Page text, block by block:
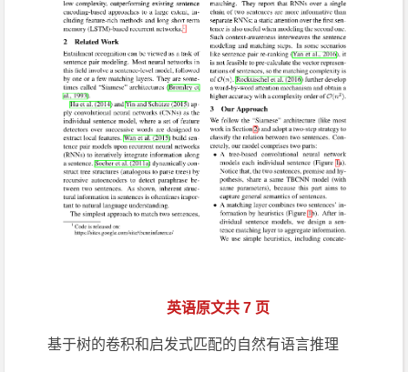
英语原文共 7 页
基于树的卷积和启发式匹配的自然有语言推理